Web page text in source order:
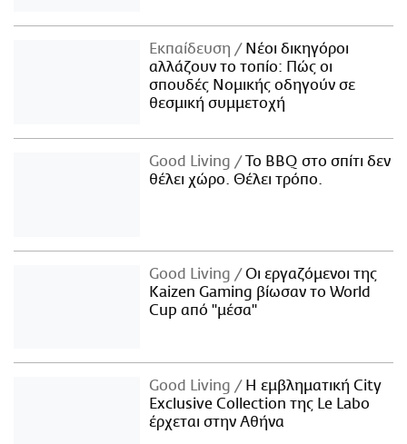
Εκπαίδευση
Νέοι δικηγόροι
αλλάζουν το τοπίο: Πώς οι
σπουδές Νομικής οδηγούν σε
θεσμική συμμετοχή
Good Living
Το BBQ στο σπίτι δεν
θέλει χώρο. Θέλει τρόπο.
Good Living
Οι εργαζόμενοι της
Kaizen Gaming βίωσαν το World
Cup από "μέσα"
Good Living
Η εμβληματική City
Exclusive Collection της Le Labo
έρχεται στην Αθήνα